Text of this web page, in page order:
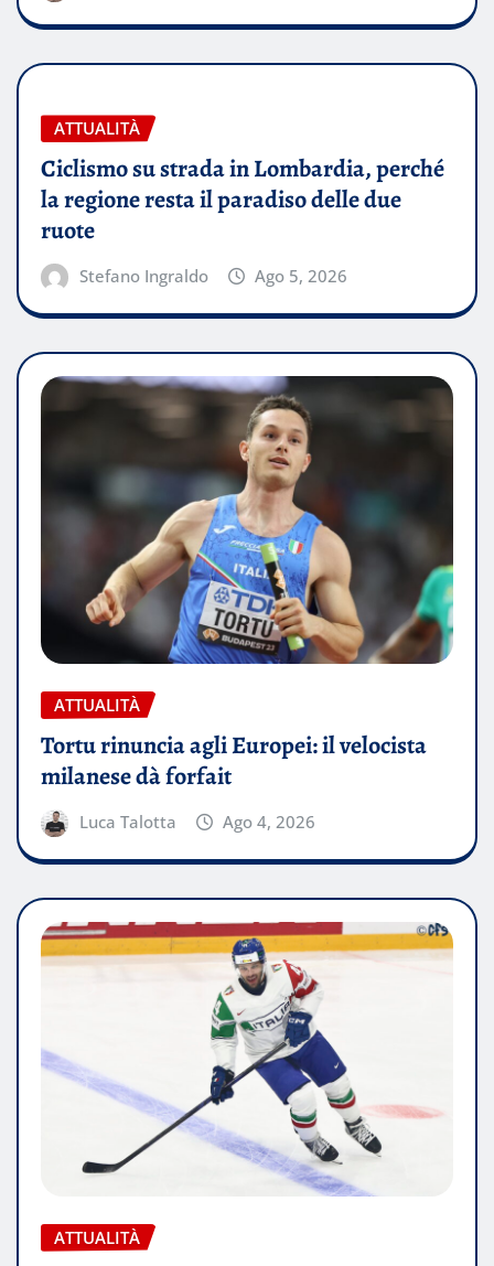
ATTUALITÀ
Ciclismo su strada in Lombardia, perché
la regione resta il paradiso delle due
ruote
Stefano Ingraldo Ago 5, 2026
ATTUALITÀ
Tortu rinuncia agli Europei: il velocista
milanese dà forfait
Luca Talotta Ago 4, 2026
ATTUALITÀ